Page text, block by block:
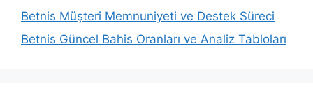
Betnis Müşteri Memnuniyeti ve Destek Süreci
Betnis Güncel Bahis Oranları ve Analiz Tabloları